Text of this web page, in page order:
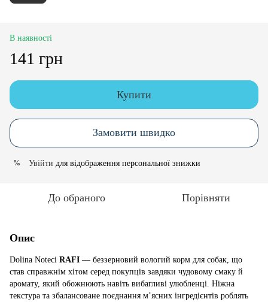
В наявності
141 грн
Купити
Замовити швидко
% Увійти для відображення персональної знижки
До обраного Порівняти
Опис
Dolina Noteci RAFI — беззерновий вологий корм для собак, що
став справжнім хітом серед покупців завдяки чудовому смаку й
аромату, який обожнюють навіть вибагливі улюбленці. Ніжна
текстура та збалансоване поєднання м’ясних інгредієнтів роблять